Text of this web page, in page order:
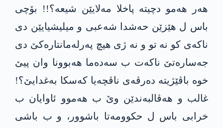
هەر هەمو دچیتە پاخلا مەلایێن شیعە؟!! بۆچی
باس ل هێزێن حەشدا شەعبی و میلیشیایێن دی
ناکەی کو نە تو و نە ژی هیچ پەرلەمانتارەکێ دی
جەسارەتێ ناکەت ب سەدەما هەبوونا وان پیێ
خوە باڤێژیتە دەرڤەی ناڤچەیا کەسکا بەغدایێ؟!
غالب و هەڤالبەندێن وێ ب هەموو ئاوایان ب
خرابی باس ل حکوومەتا باشوور، و ب باشی